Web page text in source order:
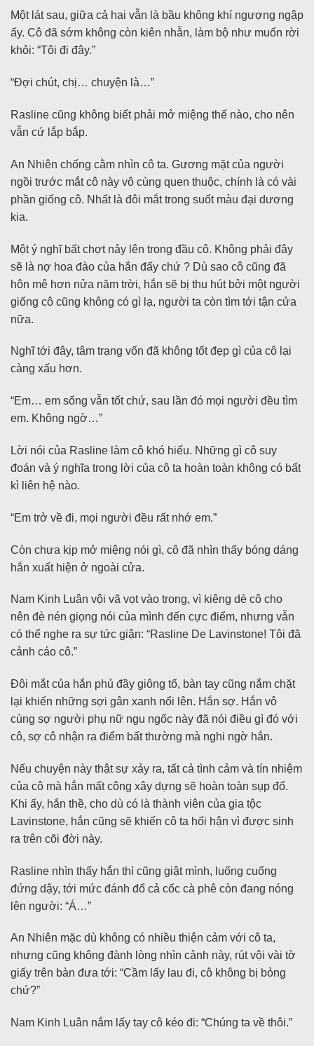
Một lát sau, giữa cả hai vẫn là bầu không khí ngượng ngập
ấy. Cô đã sớm không còn kiên nhẫn, làm bộ như muốn rời
khỏi: “Tôi đi đây.”
“Đợi chút, chị… chuyện là…”
Rasline cũng không biết phải mở miệng thế nào, cho nên
vẫn cứ lắp bắp.
An Nhiên chống cằm nhìn cô ta. Gương mặt của người
ngồi trước mắt cô này vô cùng quen thuộc, chính là có vài
phần giống cô. Nhất là đôi mắt trong suốt màu đại dương
kia.
Một ý nghĩ bất chợt nảy lên trong đầu cô. Không phải đây
sẽ là nợ hoa đào của hắn đấy chứ ? Dù sao cô cũng đã
hôn mê hơn nửa năm trời, hắn sẽ bị thu hút bởi một người
giống cô cũng không có gì lạ, người ta còn tìm tới tận cửa
nữa.
Nghĩ tới đây, tâm trạng vốn đã không tốt đẹp gì của cô lại
càng xấu hơn.
“Em… em sống vẫn tốt chứ, sau lần đó mọi người đều tìm
em. Không ngờ…”
Lời nói của Rasline làm cô khó hiểu. Những gì cô suy
đoán và ý nghĩa trong lời của cô ta hoàn toàn không có bất
kì liên hệ nào.
“Em trở về đi, mọi người đều rất nhớ em.”
Còn chưa kịp mở miệng nói gì, cô đã nhìn thấy bóng dáng
hắn xuất hiện ở ngoài cửa.
Nam Kinh Luân vội vã vọt vào trong, vì kiêng dè cô cho
nên đè nén giọng nói của mình đến cực điểm, nhưng vẫn
có thể nghe ra sự tức giận: “Rasline De Lavinstone! Tôi đã
cảnh cáo cô.”
Đôi mắt của hắn phủ đầy giông tố, bàn tay cũng nắm chặt
lại khiến những sợi gân xanh nổi lên. Hắn sợ. Hắn vô
cùng sợ người phụ nữ ngu ngốc này đã nói điều gì đó với
cô, sợ cô nhận ra điểm bất thường mà nghi ngờ hắn.
Nếu chuyện này thật sự xảy ra, tất cả tình cảm và tín nhiệm
của cô mà hắn mất công xây dựng sẽ hoàn toàn sụp đổ.
Khi ấy, hắn thề, cho dù có là thành viên của gia tộc
Lavinstone, hắn cũng sẽ khiến cô ta hối hận vì được sinh
ra trên cõi đời này.
Rasline nhìn thấy hắn thì cũng giật mình, luống cuống
đứng dậy, tới mức đánh đổ cả cốc cà phê còn đang nóng
lên người: “Á…”
An Nhiên mặc dù không có nhiều thiện cảm với cô ta,
nhưng cũng không đành lòng nhìn cảnh này, rút vội vài tờ
giấy trên bàn đưa tới: “Cầm lấy lau đi, cô không bị bỏng
chứ?”
Nam Kinh Luân nắm lấy tay cô kéo đi: “Chúng ta về thôi.”